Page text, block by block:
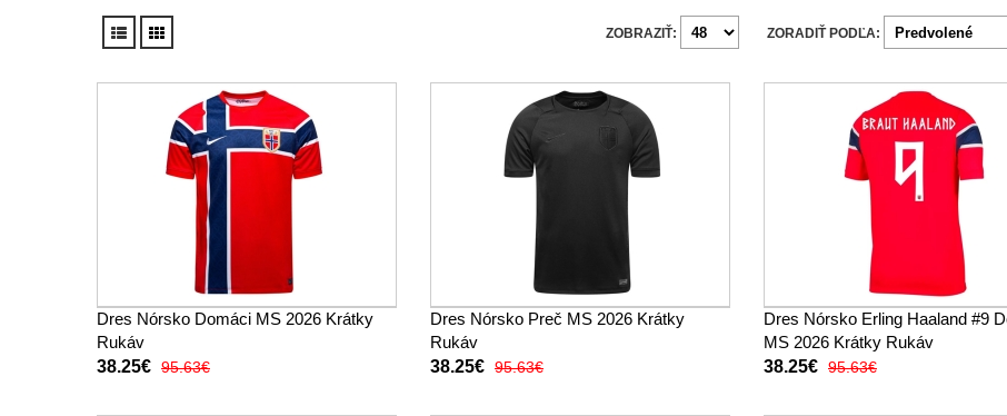
ZORADIŤ PODĽA:
ZOBRAZIŤ:
Dres Nórsko Domáci MS 2026 Krátky
Rukáv
38.25€ 95.63€
Dres Nórsko Preč MS 2026 Krátky
Rukáv
38.25€ 95.63€
Dres Nórsko Erling Haaland #9
MS 2026 Krátky Rukáv
38.25€ 95.63€